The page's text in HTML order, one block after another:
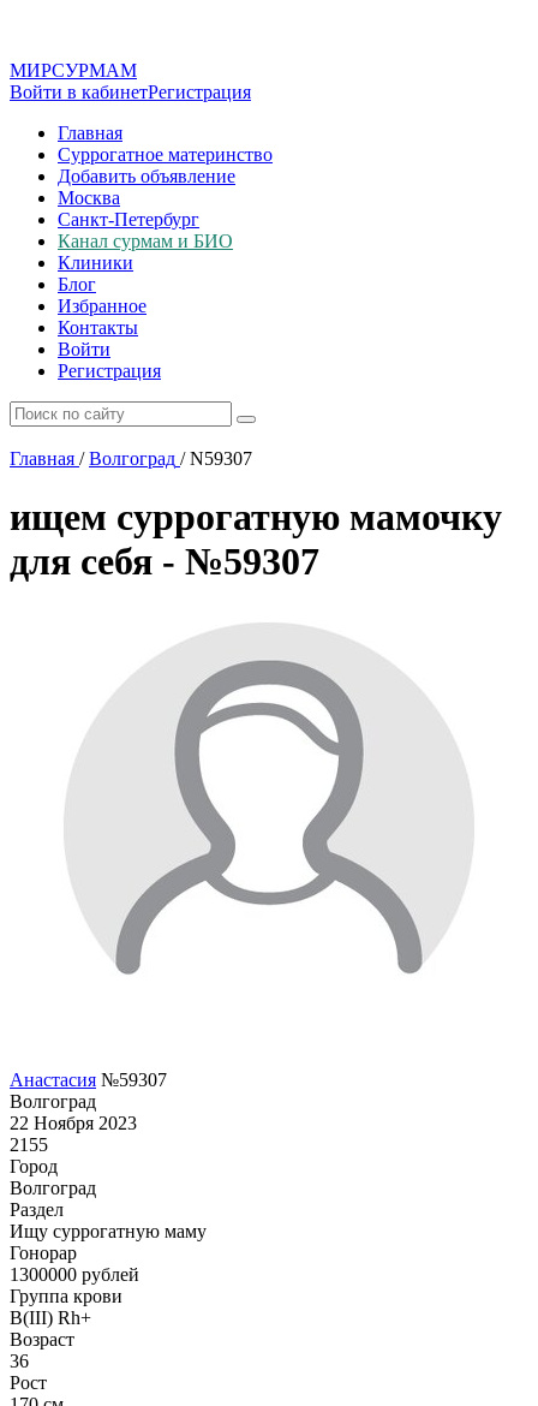
МИРСУРМАМ
Войти в кабинетРегистрация
Главная
Суррогатное материнство
Добавить объявление
Москва
Санкт-Петербург
Канал сурмам и БИО
Клиники
Блог
Избранное
Контакты
Войти
Регистрация
Главная / Волгоград /N59307
ищем суррогатную мамочку
для себя - №59307
Анастасия №59307
Волгоград
22 Ноября 2023
2155
Город
Волгоград
Раздел
Ищу суррогатную маму
Гонoрар
1300000 рублей
Группа крови
B(III) Rh+
Возраст
36
Рост